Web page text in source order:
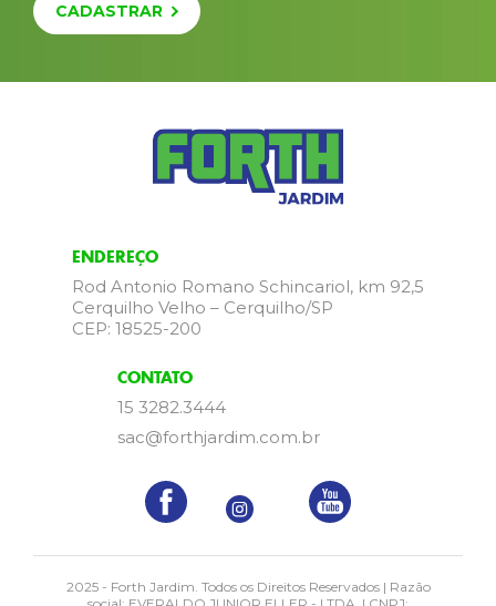
CADASTRAR
CONTATO
15 3282.3444
sac@forthjardim.com.br
ENDEREÇO
Rod Antonio Romano Schincariol, km 92,5
Cerquilho Velho – Cerquilho/SP
CEP: 18525-200
2025 - Forth Jardim. Todos os Direitos Reservados | Razão